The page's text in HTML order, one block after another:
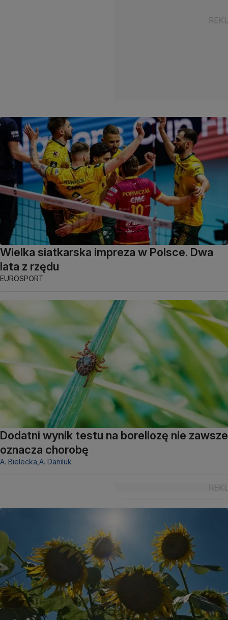
Wielka siatkarska impreza w Polsce. Dwa
lata z rzędu
EUROSPORT
Dodatni wynik testu na boreliozę nie zawsze
oznacza chorobę
A. Bielecka, A. Daniluk